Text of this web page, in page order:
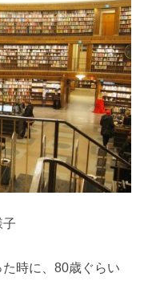
子
時に、80歳ぐらい